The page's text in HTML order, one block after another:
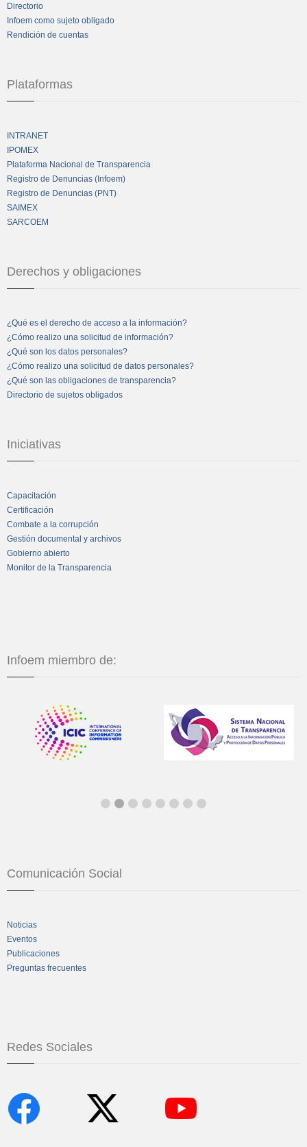
Directorio
Infoem como sujeto obligado
Rendición de cuentas
Plataformas
INTRANET
IPOMEX
Plataforma Nacional de Transparencia
Registro de Denuncias (Infoem)
Registro de Denuncias (PNT)
SAIMEX
SARCOEM
Derechos y obligaciones
¿Qué es el derecho de acceso a la información?
¿Cómo realizo una solicitud de información?
¿Qué son los datos personales?
¿Cómo realizo una solicitud de datos personales?
¿Qué son las obligaciones de transparencia?
Directorio de sujetos obligados
Iniciativas
Capacitación
Certificación
Combate a la corrupción
Gestión documental y archivos
Gobierno abierto
Monitor de la Transparencia
Infoem miembro de:
Comunicación Social
Noticias
Eventos
Publicaciones
Preguntas frecuentes
Redes Sociales